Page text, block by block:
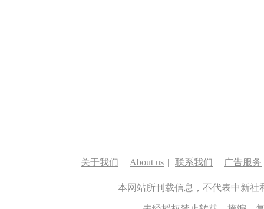
关于我们 | About us | 联系我们 | 广告服务
本网站所刊载信息，不代表中新